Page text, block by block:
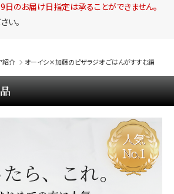
のお届け日指定は承ることができません。
い。
紹介 オーイシ×加藤のピザラジオ ごはんがすすむ編